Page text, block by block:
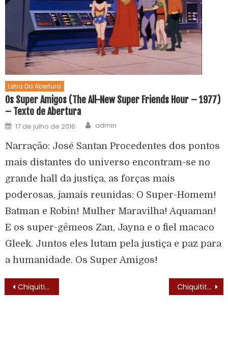
Letra Da Abertura
Os Super Amigos (The All-New Super Friends Hour – 1977)
– Texto de Abertura
17 de julho de 2016 admin
Narração: José Santan Procedentes dos pontos
mais distantes do universo encontram-se no
grande hall da justiça, as forças mais
poderosas, jamais reunidas: O Super-Homem!
Batman e Robin! Mulher Maravilha! Aquaman!
E os super-gêmeos Zan, Jayna e o fiel macaco
Gleek. Juntos eles lutam pela justiça e paz para
a humanidade. Os Super Amigos!
Chiquititas (1997) Chiquititas (1997) – Trilha Sonora